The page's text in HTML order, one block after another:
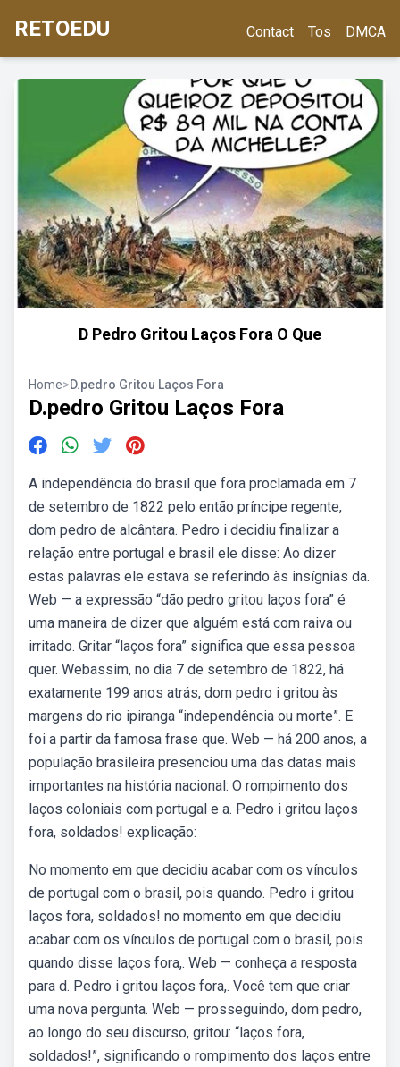
RETOEDU Contact Tos DMCA
D Pedro Gritou Laços Fora O Que
Home>D.pedro Gritou Laços Fora
D.pedro Gritou Laços Fora
A independência do brasil que fora proclamada em 7
de setembro de 1822 pelo então príncipe regente,
dom pedro de alcântara. Pedro i decidiu finalizar a
relação entre portugal e brasil ele disse: Ao dizer
estas palavras ele estava se referindo às insígnias da.
Web — a expressão “dão pedro gritou laços fora” é
uma maneira de dizer que alguém está com raiva ou
irritado. Gritar “laços fora” significa que essa pessoa
quer. Webassim, no dia 7 de setembro de 1822, há
exatamente 199 anos atrás, dom pedro i gritou às
margens do rio ipiranga “independência ou morte”. E
foi a partir da famosa frase que. Web — há 200 anos, a
população brasileira presenciou uma das datas mais
importantes na história nacional: O rompimento dos
laços coloniais com portugal e a. Pedro i gritou laços
fora, soldados! explicação:
No momento em que decidiu acabar com os vínculos
de portugal com o brasil, pois quando. Pedro i gritou
laços fora, soldados! no momento em que decidiu
acabar com os vínculos de portugal com o brasil, pois
quando disse laços fora,. Web — conheça a resposta
para d. Pedro i gritou laços fora,. Você tem que criar
uma nova pergunta. Web — prosseguindo, dom pedro,
ao longo do seu discurso, gritou: “laços fora,
soldados!”, significando o rompimento dos laços entre